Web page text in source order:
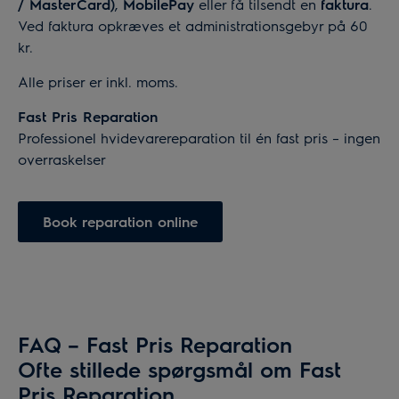
/ MasterCard), MobilePay eller få tilsendt en faktura.
Ved faktura opkræves et administrationsgebyr på 60
kr.
Alle priser er inkl. moms.
Fast Pris Reparation
Professionel hvidevarereparation til én fast pris – ingen
overraskelser
Book reparation online
FAQ – Fast Pris Reparation
Ofte stillede spørgsmål om Fast
Pris Reparation